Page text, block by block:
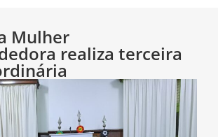
Mulher
realiza terceira